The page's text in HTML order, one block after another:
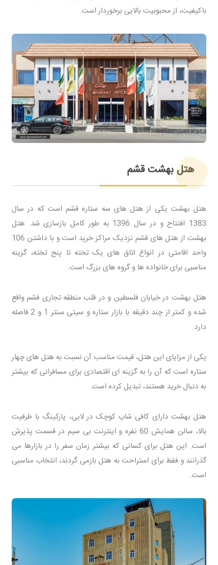
باکیفیت، از محبوبیت بالایی برخوردار است.
هتل بهشت قشم
هتل بهشت یکی از هتل های سه ستاره قشم است که در سال
1383 افتتاح و در سال 1396 به طور کامل بازسازی شد. هتل
بهشت از هتل های قشم نزدیک مراکز خرید است و با داشتن 106
واحد اقامتی در انواع اتاق های یک تخته تا پنج تخته، گزینه
مناسبی برای خانواده ها و گروه های بزرگ است.
هتل بهشت در خیابان فلسطین و در قلب منطقه تجاری قشم واقع
شده و کمتر از چند دقیقه با بازار ستاره و سیتی سنتر 1 و 2 فاصله
دارد.
یکی از مزایای این هتل، قیمت مناسب آن نسبت به هتل های چهار
ستاره است که آن را به گزینه ای اقتصادی برای مسافرانی که بیشتر
به دنبال خرید هستند، تبدیل کرده است.
هتل بهشت دارای کافی شاپ کوچک در لابی، پارکینگ با ظرفیت
بالا، سالن همایش 60 نفره و اینترنت بی سیم در قسمت پذیرش
است. این هتل برای کسانی که بیشتر زمان سفر را در بازارها می
گذرانند و فقط برای استراحت به هتل بازمی گردند، انتخاب مناسبی
است.